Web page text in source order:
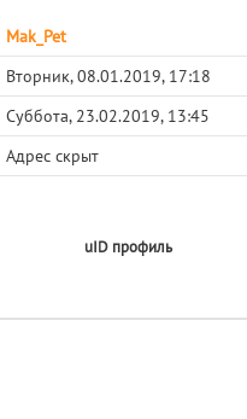
Mak_Pet
Вторник, 08.01.2019, 17:18
Суббота, 23.02.2019, 13:45
Адрес скрыт
uID профиль